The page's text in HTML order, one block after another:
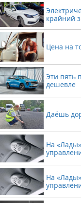
крайний
Цена на
Эти пять
дешевле
Даёшь
На
На